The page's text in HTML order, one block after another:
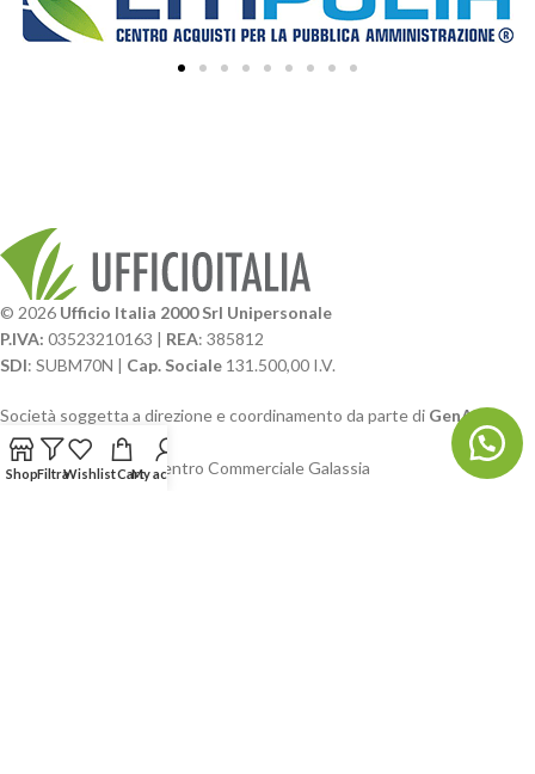
© 2026 Ufficio Italia 2000 Srl Unipersonale
P.IVA: 03523210163 | REA: 385812
SDI: SUBM70N | Cap. Sociale 131.500,00 I.V.
Società soggetta a direzione e coordinamento da parte di GenALFA
Holding srl
Via A. Ponti n. 4 – Centro Commerciale Galassia
ShopFiltraWishlistCartMy account